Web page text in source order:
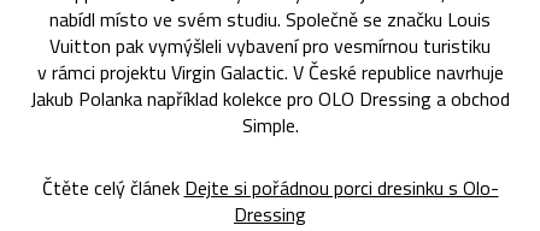
nabídl místo ve svém studiu. Společně se značku Louis
Vuitton pak vymýšleli vybavení pro vesmírnou turistiku
v rámci projektu Virgin Galactic. V České republice navrhuje
Jakub Polanka například kolekce pro OLO Dressing a obchod
Simple.
Čtěte celý článek Dejte si pořádnou porci dresinku s Olo-
Dressing